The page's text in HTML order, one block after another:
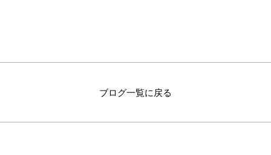
ブログ一覧に戻る